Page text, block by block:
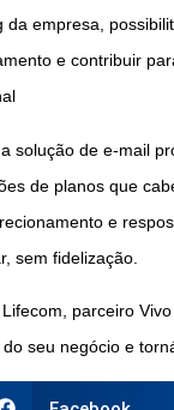
da empresa,
e contribuir
solução de e-mail
de planos que
e
sem fidelização.
parceiro
seu negócio e